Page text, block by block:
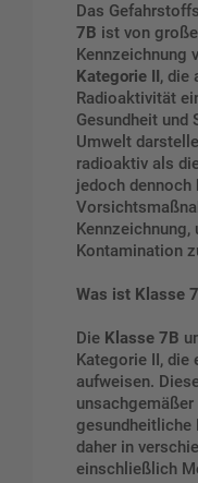
Das
7B ist von
Kennzeichnung
Kategorie II, die
Radioaktivität
Gesundheit und
Umwelt
radioaktiv als
jedoch dennoch
Kontamination
Was ist Klasse
Die Klasse 7B
Kategorie II, die
aufweisen.
gesundheitliche
daher in
einschließlich